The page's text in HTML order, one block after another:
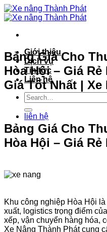
Bỏ
qua
dung
Giới thiệu
Dịch vụ
Tin tức
Liên hệ
liên hệ
Bảng Giá Cho
Hòa Hội – Giá
Giá Tốt Nhất |
Bảng Giá Cho
Hòa Hội – Giá
Khu công nghiệp Hòa Hội
xuất, logistics trọng điểm
xếp, vận chuyển hàng hóa,
Xe Nâng Thành Phát cung